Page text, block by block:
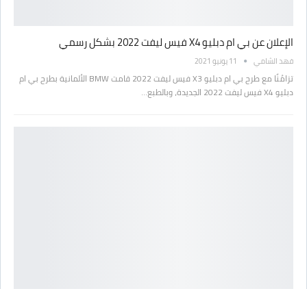
الإعلان عن بي ام دبليو X4 فيس ليفت 2022 بشكل رسمي
فهد الشامي 11 يونيو 2021
تزامُنًا مع طرح بي ام دبليو X3 فيس ليفت 2022 قامت BMW الألمانية بطرح بي ام
دبليو X4 فيس ليفت 2022 الجديدة، وبالطبع…